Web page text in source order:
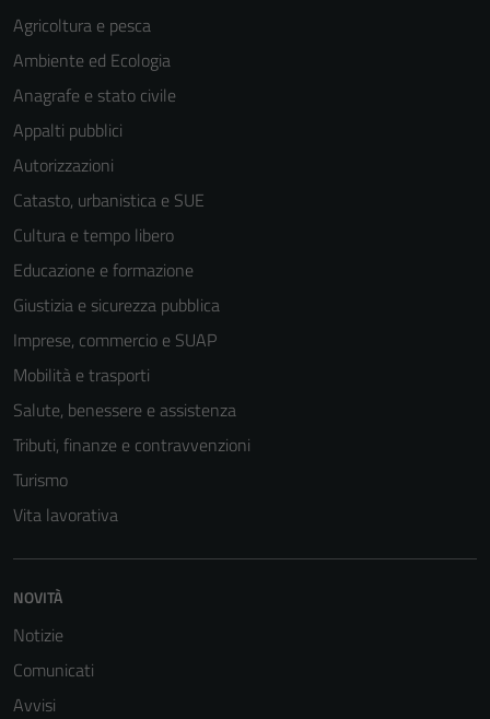
Agricoltura e pesca
Ambiente ed Ecologia
Anagrafe e stato civile
Appalti pubblici
Autorizzazioni
Catasto, urbanistica e SUE
Cultura e tempo libero
Educazione e formazione
Giustizia e sicurezza pubblica
Imprese, commercio e SUAP
Mobilità e trasporti
Salute, benessere e assistenza
Tributi, finanze e contravvenzioni
Turismo
Vita lavorativa
NOVITÀ
Notizie
Comunicati
Avvisi